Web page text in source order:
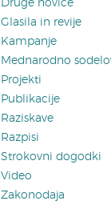
Druge novice
Glasila in revije
Kampanje
Mednarodno
Projekti
Publikacije
Raziskave
Razpisi
Strokovni dogodki
Video
Zakonodaja